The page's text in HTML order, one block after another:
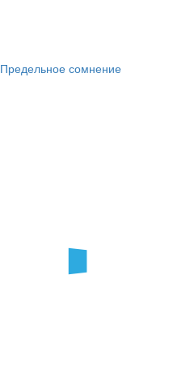
Предельное сомнение